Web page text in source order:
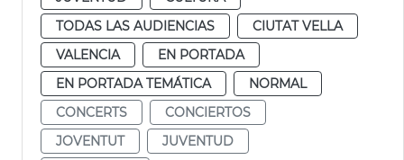
TODAS LAS AUDIENCIAS
CIUTAT VELLA
VALENCIA
EN PORTADA
EN PORTADA TEMÁTICA
NORMAL
CONCERTS
CONCIERTOS
JOVENTUT
JUVENTUD